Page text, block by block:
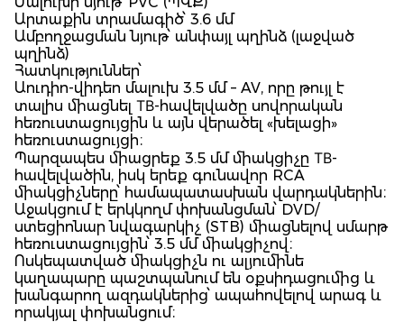
Արտաքին տրամագիծ՝ 3.6 մմ
Ամբողջացման նյութ՝ անփայլ պղինձ (լաջված
պղինձ)
Հատկություններ՝
Աուդիո-վիդեո մալուխ 3.5 մմ – AV, որը թույլ է
տալիս միացնել ТВ-հավելվածը սովորական
հեռուստացույցին և այն վերածել «խելացի»
հեռուստացույցի։
Պարզապես միացրեք 3.5 մմ միակցիչը ТВ-
հավելվածին, իսկ երեք գունավոր RCA
միակցիչները՝ համապատասխան վարդակներին։
Աջակցում է երկկողմ փոխանցման՝ DVD/
ստեցիոնար նվագարկիչ (STB) միացնելով սմարթ
հեռուստացույցին՝ 3.5 մմ միակցիչով։
Ոսկեպատված միակցիչն ու ալյումինե
կաղապարը պաշտպանում են օքսիդացումից և
խանգարող ազդակներից՝ ապահովելով արագ և
որակյալ փոխանցում։